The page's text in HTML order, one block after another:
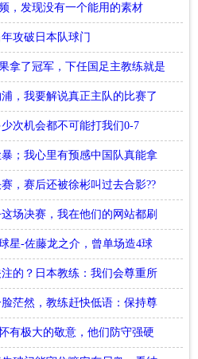
，发现没有一个能用的素材
攻破日本队球门
拿了冠军，下任国足主教练就是
，我要解说真正主队的比赛了
次机会都不可能打我们0-7
；我心里有预感中国队真能拿
，赛后还被徐彬叫过去合影??
场决赛，我在他们的网站都刷
星-佐藤龙之介，曾单场造4球
的？日本教练：我们会尊重所
茫然，教练赶快低语：保持尊
有极大的敬意，他们防守强硬